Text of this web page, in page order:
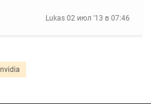
Lukas 02 июл '13 в 07:46
nvidia